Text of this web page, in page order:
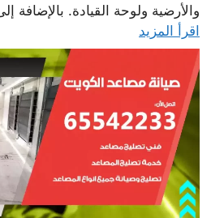
والأرضية ولوحة القيادة. بالإضافة
اقرأ المزيد